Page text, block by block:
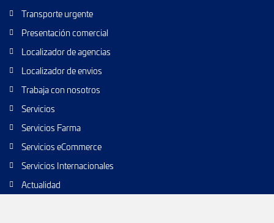
Transporte urgente
Presentación comercial
Localizador de agencias
Localizador de envios
Trabaja con nosotros
Servicios
Servicios Farma
Servicios eCommerce
Servicios Internacionales
Actualidad